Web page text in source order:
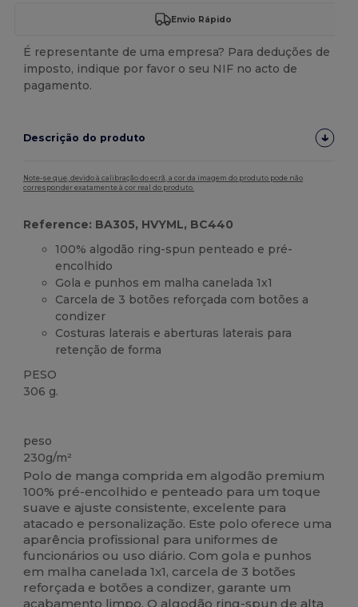
Envio Rápido
É representante de uma empresa? Para deduções de
imposto, indique por favor o seu NIF no acto de
pagamento.
Descrição do produto
Note-se que, devido à calibração do ecrã, a cor da imagem do produto pode não
corresponder exatamente à cor real do produto.
Reference: BA305, HVYML, BC440
100% algodão ring-spun penteado e pré-
encolhido
Gola e punhos em malha canelada 1x1
Carcela de 3 botões reforçada com botões a
condizer
Costuras laterais e aberturas laterais para
retenção de forma
PESO
306 g.
peso
230g/m²
Polo de manga comprida em algodão premium
100% pré-encolhido e penteado para um toque
suave e ajuste consistente, excelente para
atacado e personalização. Este polo oferece uma
aparência profissional para uniformes de
funcionários ou uso diário. Com gola e punhos
em malha canelada 1x1, carcela de 3 botões
reforçada e botões a condizer, garante um
acabamento limpo. O algodão ring-spun de alta